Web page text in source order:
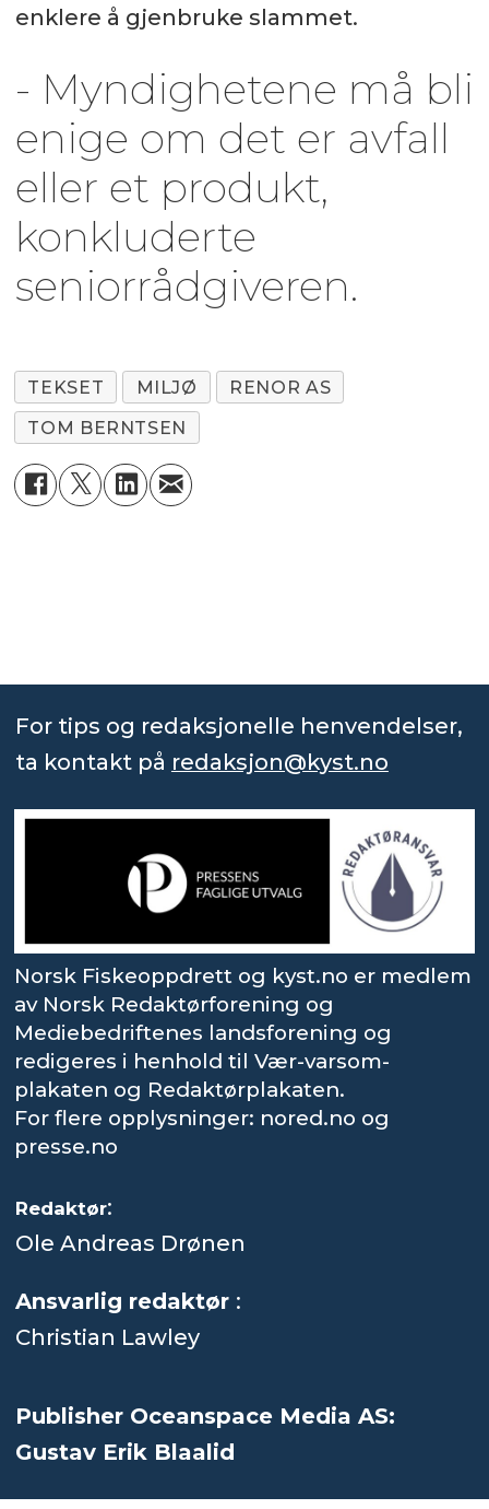
enklere å gjenbruke slammet.
- Myndighetene må bli
enige om det er avfall
eller et produkt,
konkluderte
seniorrådgiveren.
TEKSET MILJØ
RENOR AS
TOM BERNTSEN
For tips og redaksjonelle henvendelser,
ta kontakt på redaksjon@kyst.no
Norsk Fiskeoppdrett og kyst.no er medlem
av Norsk Redaktørforening og
Mediebedriftenes landsforening og
redigeres i henhold til Vær-varsom-
plakaten og Redaktørplakaten.
For flere opplysninger: nored.no og
presse.no
Redaktør:
Ole Andreas Drønen
Ansvarlig redaktør :
Christian Lawley
Publisher Oceanspace Media AS:
Gustav Erik Blaalid